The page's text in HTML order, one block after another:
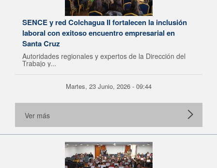
SENCE y red Colchagua II fortalecen la inclusión
laboral con exitoso encuentro empresarial en
Santa Cruz
Autoridades regionales y expertos de la Dirección del
Trabajo y...
Martes, 23 Junio, 2026 - 09:44
Ver más